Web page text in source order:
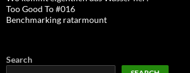
Too Good To #016
Benchmarking ratarmount
Search